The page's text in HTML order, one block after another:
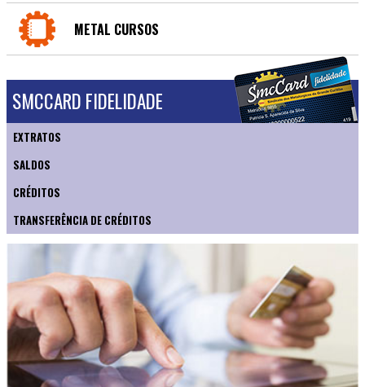
METAL CURSOS
SMCCARD FIDELIDADE
EXTRATOS
SALDOS
CRÉDITOS
TRANSFERÊNCIA DE CRÉDITOS